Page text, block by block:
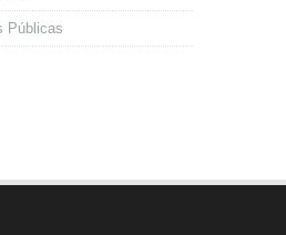
Públicas